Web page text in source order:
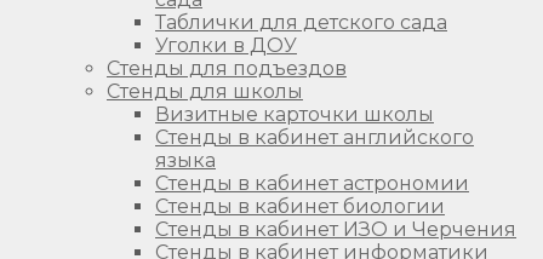
Таблички для детского сада
Уголки в ДОУ
Стенды для подъездов
Стенды для школы
Визитные карточки школы
Стенды в кабинет английского
языка
Стенды в кабинет астрономии
Стенды в кабинет биологии
Стенды в кабинет ИЗО и Черчения
Стенды в кабинет информатики